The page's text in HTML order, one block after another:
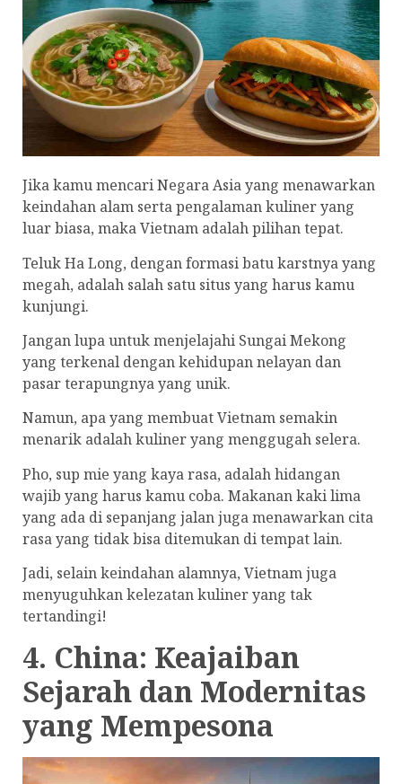
Jika kamu mencari Negara Asia yang menawarkan
keindahan alam serta pengalaman kuliner yang
luar biasa, maka Vietnam adalah pilihan tepat.
Teluk Ha Long, dengan formasi batu karstnya yang
megah, adalah salah satu situs yang harus kamu
kunjungi.
Jangan lupa untuk menjelajahi Sungai Mekong
yang terkenal dengan kehidupan nelayan dan
pasar terapungnya yang unik.
Namun, apa yang membuat Vietnam semakin
menarik adalah kuliner yang menggugah selera.
Pho, sup mie yang kaya rasa, adalah hidangan
wajib yang harus kamu coba. Makanan kaki lima
yang ada di sepanjang jalan juga menawarkan cita
rasa yang tidak bisa ditemukan di tempat lain.
Jadi, selain keindahan alamnya, Vietnam juga
menyuguhkan kelezatan kuliner yang tak
tertandingi!
4. China: Keajaiban
Sejarah dan Modernitas
yang Mempesona